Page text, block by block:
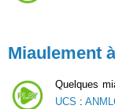
Miaulement
Quelques
UCS :